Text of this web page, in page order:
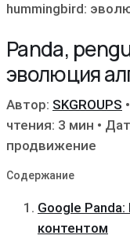
hummingbird:
Panda,
эволюция
Автор: SKGROUPS •
чтения: 3 мин •
продвижение
Содержание
Google
контентом